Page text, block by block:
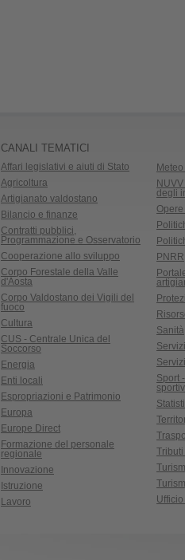
CANALI TEMATICI
Affari legislativi e aiuti di Stato
Agricoltura
Artigianato valdostano
Bilancio e finanze
Contratti pubblici,
Programmazione e Osservatorio
Cooperazione allo sviluppo
Corpo Forestale della Valle
d'Aosta
Corpo Valdostano dei Vigili del
fuoco
Cultura
CUS - Centrale Unica del
Soccorso
Energia
Enti locali
Espropriazioni e Patrimonio
Europa
Europe Direct
Formazione del personale
regionale
Innovazione
Istruzione
Lavoro
degli
PNRR
Sanità
Sport